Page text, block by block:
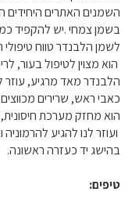
השמנים האתרים היחידים
בשמן צמחי .יש להקפיד
לשמן הלבנדר טווח
הוא מצוין לטיפול בעור,
הלבנדר מאד מרגיע,
כאבי ראש, שרירים
הוא מחזק מערכת
ועוזר לנו להגיע
בהישג יד כעזרה ראשונה.
טיפים: